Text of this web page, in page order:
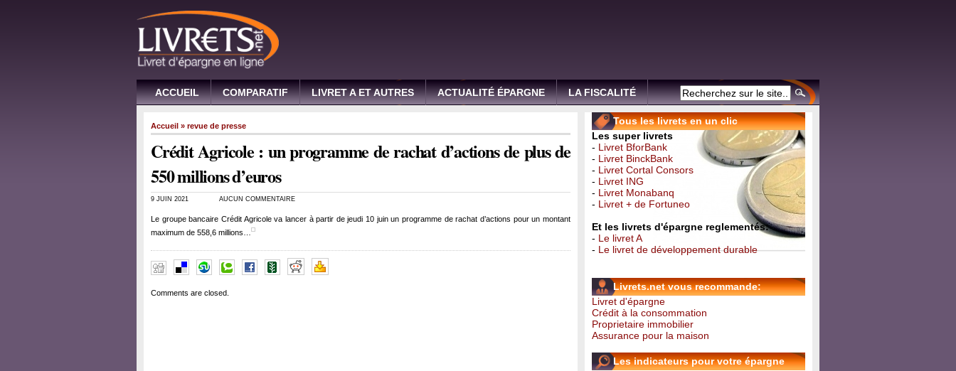
ACCUEIL COMPARATIF LIVRET A ET AUTRES ACTUALITÉ ÉPARGNE LA FISCALITÉ
Accueil » revue de presse
Crédit Agricole : un programme de rachat d’actions de plus de
550 millions d’euros
9 JUIN 2021 AUCUN COMMENTAIRE
Le groupe bancaire Crédit Agricole va lancer à partir de jeudi 10 juin un programme de rachat d’actions pour un montant
maximum de 558,6 millions…
Comments are closed.
Tous les livrets en un clic
Les super livrets
- Livret BforBank
- Livret BinckBank
- Livret Cortal Consors
- Livret ING
- Livret Monabanq
- Livret + de Fortuneo
Et les livrets d'épargne reglementés:
- Le livret A
- Le livret de développement durable
Livrets.net vous recommande:
Livret d'épargne
Crédit à la consommation
Proprietaire immobilier
Assurance pour la maison
Les indicateurs pour votre épargne